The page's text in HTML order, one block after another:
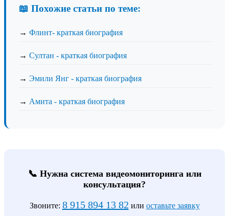
📖 Похожие статьи по теме:
→ Флинт- краткая биография
→ Султан - краткая биография
→ Эмили Янг - краткая биография
→ Амита - краткая биография
📞 Нужна система видеомониторинга или
консультация?
Звоните: 8 915 894 13 82 или оставьте заявку